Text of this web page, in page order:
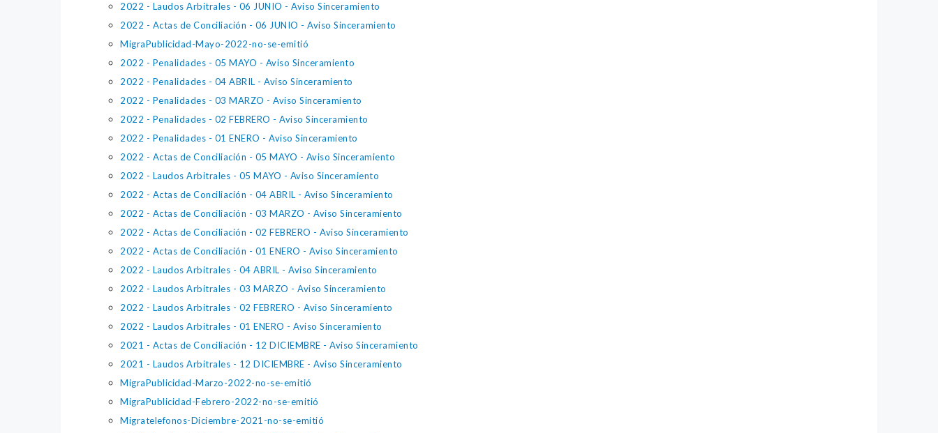
2022 - Laudos Arbitrales - 06 JUNIO - Aviso Sinceramiento
2022 - Actas de Conciliación - 06 JUNIO - Aviso Sinceramiento
MigraPublicidad-Mayo-2022-no-se-emitió
2022 - Penalidades - 05 MAYO - Aviso Sinceramiento
2022 - Penalidades - 04 ABRIL - Aviso Sinceramiento
2022 - Penalidades - 03 MARZO - Aviso Sinceramiento
2022 - Penalidades - 02 FEBRERO - Aviso Sinceramiento
2022 - Penalidades - 01 ENERO - Aviso Sinceramiento
2022 - Actas de Conciliación - 05 MAYO - Aviso Sinceramiento
2022 - Laudos Arbitrales - 05 MAYO - Aviso Sinceramiento
2022 - Actas de Conciliación - 04 ABRIL - Aviso Sinceramiento
2022 - Actas de Conciliación - 03 MARZO - Aviso Sinceramiento
2022 - Actas de Conciliación - 02 FEBRERO - Aviso Sinceramiento
2022 - Actas de Conciliación - 01 ENERO - Aviso Sinceramiento
2022 - Laudos Arbitrales - 04 ABRIL - Aviso Sinceramiento
2022 - Laudos Arbitrales - 03 MARZO - Aviso Sinceramiento
2022 - Laudos Arbitrales - 02 FEBRERO - Aviso Sinceramiento
2022 - Laudos Arbitrales - 01 ENERO - Aviso Sinceramiento
2021 - Actas de Conciliación - 12 DICIEMBRE - Aviso Sinceramiento
2021 - Laudos Arbitrales - 12 DICIEMBRE - Aviso Sinceramiento
MigraPublicidad-Marzo-2022-no-se-emitió
MigraPublicidad-Febrero-2022-no-se-emitió
Migratelefonos-Diciembre-2021-no-se-emitió